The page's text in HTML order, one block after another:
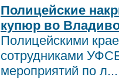
Полицейские
купюр во
Полицейскими
сотрудниками
мероприятий по л...